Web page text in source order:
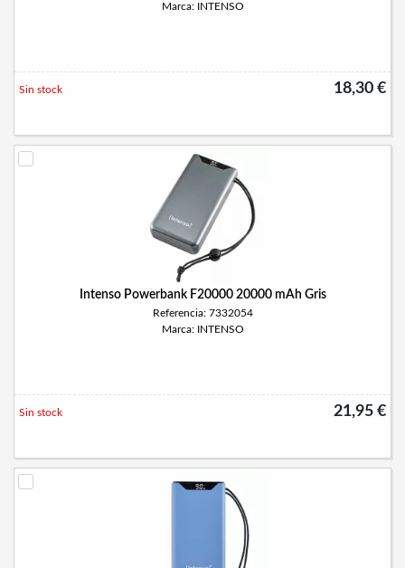
Marca: INTENSO
18,30 €
Sin stock
Intenso Powerbank F20000 20000 mAh Gris
Referencia: 7332054
Marca: INTENSO
21,95 €
Sin stock